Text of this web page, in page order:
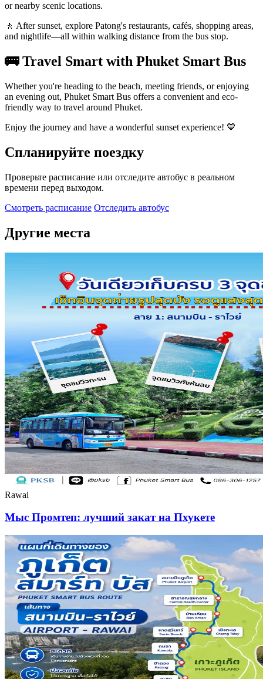
or nearby scenic locations.
🚶 After sunset, explore Patong's restaurants, cafés, shopping areas,
and nightlife—all within walking distance from the bus stop.
🚌 Travel Smart with Phuket Smart Bus
Whether you're heading to the beach, meeting friends, or enjoying
an evening out, Phuket Smart Bus offers a convenient and eco-
friendly way to travel around Phuket.
Enjoy the journey and have a wonderful sunset experience! 💙
Спланируйте поездку
Проверьте расписание или отследите автобус в реальном
времени перед выходом.
Смотреть расписание Отследить автобус
Другие места
Rawai
Мыс Промтеп: лучший закат на Пхукете